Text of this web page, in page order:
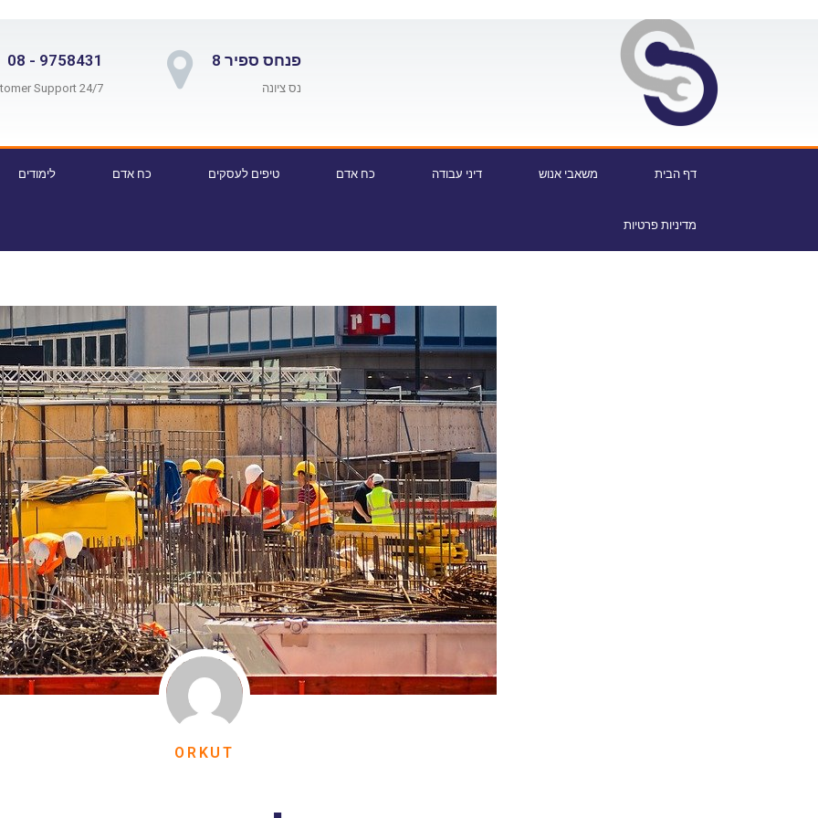
פנחס ספיר 8
נס ציונה
9758431 - 08
24/7 Customer Support
דף הבית משאבי אנוש דיני עבודה כח אדם טיפים לעסקים כח אדם לימודים
מדיניות פרטיות
ORKUT